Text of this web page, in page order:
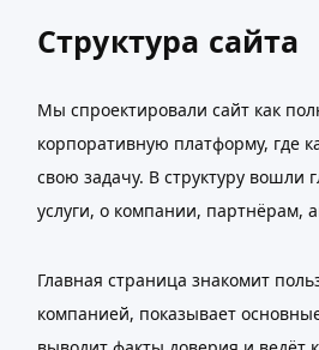
Структура сайта
Мы спроектировали сайт как
корпоративную платформу, где
свою задачу. В структуру вошли
услуги, о компании, партнёрам,
Главная страница знакомит
компанией, показывает